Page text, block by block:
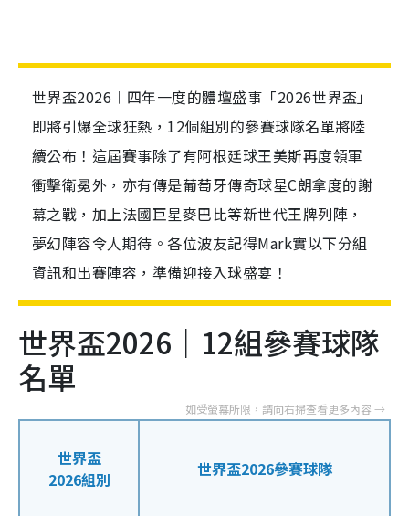
世界盃2026︱四年一度的體壇盛事「2026世界盃」
即將引爆全球狂熱，12個組別的參賽球隊名單將陸
續公布！這屆賽事除了有阿根廷球王美斯再度領軍
衝擊衛冕外，亦有傳是葡萄牙傳奇球星C朗拿度的謝
幕之戰，加上法國巨星麥巴比等新世代王牌列陣，
夢幻陣容令人期待。各位波友記得Mark實以下分組
資訊和出賽陣容，準備迎接入球盛宴！
世界盃2026｜12組參賽球隊
名單
世界盃
2026組別
世界盃2026參賽球隊